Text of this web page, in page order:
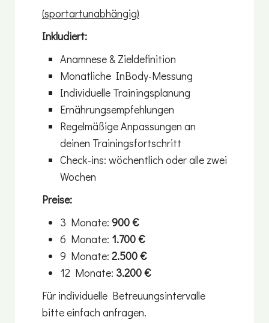
(sportartunabhängig)
Inkludiert:
Anamnese & Zieldefinition
Monatliche InBody-Messung
Individuelle Trainingsplanung
Ernährungsempfehlungen
Regelmäßige Anpassungen an
deinen Trainingsfortschritt
Check-ins: wöchentlich oder alle zwei
Wochen
Preise:
3 Monate: 900 €
6 Monate: 1.700 €
9 Monate: 2.500 €
12 Monate: 3.200 €
Für individuelle Betreuungsintervalle
bitte einfach anfragen.